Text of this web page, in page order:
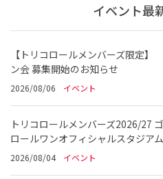
イベント最
【トリコロールメンバーズ限定
ン会 募集開始のお知らせ
2026/08/06 イベント
トリコロールメンバーズ2026/27
ロールワンオフィシャルスタジア
2026/08/04 イベント